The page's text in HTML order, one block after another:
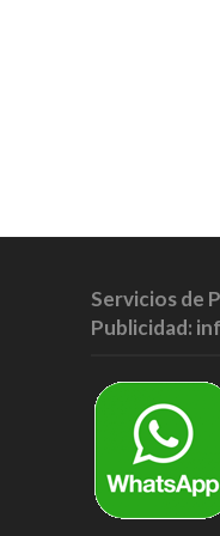
Servicios de
Publicidad: